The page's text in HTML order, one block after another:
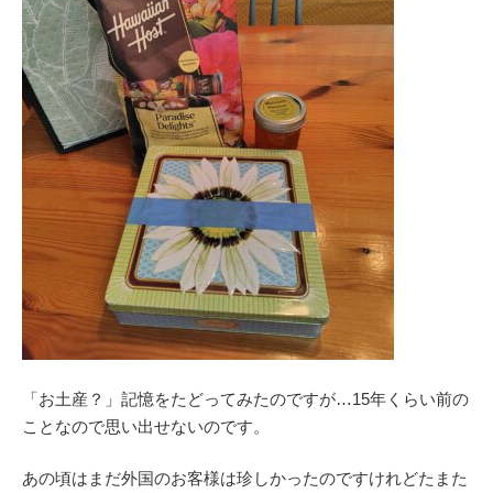
「お土産？」記憶をたどってみたのですが…15年くらい前の
ことなので思い出せないのです。
あの頃はまだ外国のお客様は珍しかったのですけれどたまた